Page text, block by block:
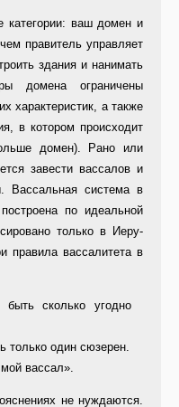
ка­тегории: ваш домен и
правитель уп­равляет
здания и нанимать
до­мена ограничены
характеристик, а также
в котором происходит
до­мен). Рано или
завести вассалов и
Вассальная система в
по идеальной
только в Иеру­
правила вассалитета в
сколько угодно
только один сюзерен.
вассал».
не нуждаются.